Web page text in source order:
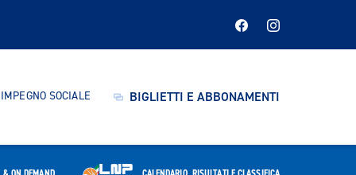
BIGLIETTI E ABBONAMENTI
IMPEGNO SOCIALE